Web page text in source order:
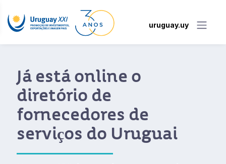
uruguay.uy
Já está online o
diretório de
fornecedores de
serviços do Uruguai